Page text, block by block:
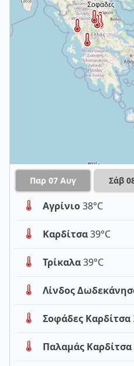
Παρ 07 Αυγ Σάβ
Αγρίνιο38°C
Καρδίτσα39°C
Τρίκαλα39°C
Λίνδος
Σοφάδες Καρδίτσα
Παλαμάς Καρδίτσα